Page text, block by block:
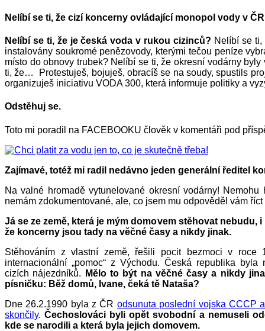
Nelíbí se ti, že cizí koncerny ovládající monopol vody v
Nelíbí se ti, že je česká voda v rukou cizinců? Nelíbí se
instalovány soukromé penězovody, kterými tečou peníze
místo do obnovy trubek? Nelíbí se ti, že okresní vodárny
ti, že… Protestuješ, bojuješ, obracíš se na soudy, spustils
organizuješ iniciativu VODA 300, která informuje politiky a
Odstěhuj se.
Toto mi poradil na FACEBOOKU člověk v komentáři pod
Zajímavé, totéž mi radil nedávno jeden generální ředitel
Na valné hromadě vytunelované okresní vodárny! Nemohu
nemám zdokumentované, ale, co jsem mu odpověděl vám říct
Já se ze země, která je mým domovem stěhovat nebudu,
že koncerny jsou tady na věčné časy a nikdy jinak.
Stěhováním z vlastní země, řešili pocit bezmoci v roce
internacionální „pomoc“ z Východu. Česká republika
cizích nájezdníků.
Mělo to být na věčné časy a nikdy
písničku: Běž domů, Ivane, čeká tě Nataša?
Dne 26.2.1990 byla z ČR odsunuta poslední vojska CCCP
skončily.Čechoslováci byli opět svobodní a nemuseli
kde se narodili a která byla jejich domovem.